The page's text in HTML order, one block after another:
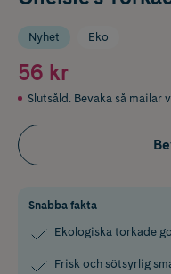
Nyhet Eko
56 kr
Slutsåld. Bevaka så mailar
Snabba fakta
Ekologiska torkade
Frisk och sötsyrlig